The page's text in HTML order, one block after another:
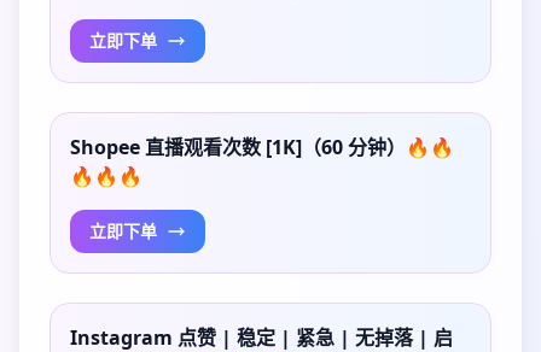
立即下单
Shopee 直播观看次数 [1K]（60 分钟）🔥🔥
🔥🔥🔥
立即下单
Instagram 点赞 | 稳定 | 紧急 | 无掉落 | 启